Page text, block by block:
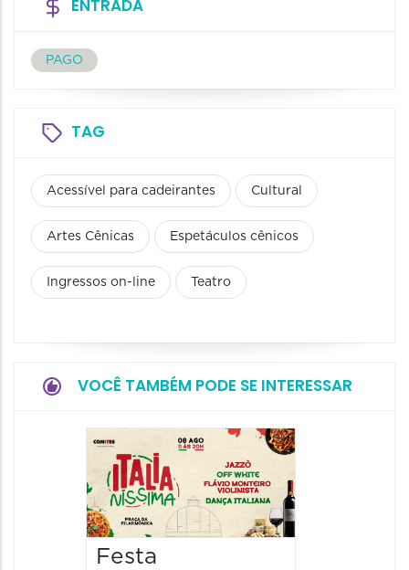
ENTRADA
PAGO
TAG
Acessível para cadeirantes Cultural
Artes Cênicas Espetáculos cênicos
Ingressos on-line Teatro
VOCÊ TAMBÉM PODE SE INTERESSAR
Festa